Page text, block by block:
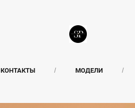
КОНТАКТЫ МОДЕЛИ